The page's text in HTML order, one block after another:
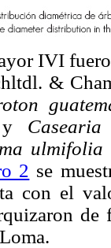
IVI
&
y Casearia
ulmifolia
2 se
con el